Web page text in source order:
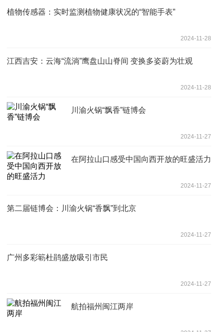
植物传感器：实时监测植物健康状况的“智能手表”
2024-11-28
江西吉安：云海“流淌”鹰盘山山脊间 变换多姿蔚为壮观
2024-11-28
川渝火锅“飘香”链博会
2024-11-27
在阿拉山口感受中国向西开放的旺盛活力
2024-11-27
第二届链博会：川渝火锅“香飘”到北京
2024-11-27
广州多彩簕杜鹃盛放吸引市民
2024-11-27
航拍福州闽江两岸